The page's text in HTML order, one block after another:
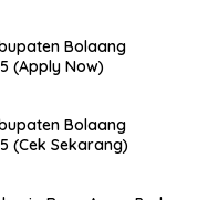
Bolaang
(Apply Now)
Bolaang
(Cek Sekarang)